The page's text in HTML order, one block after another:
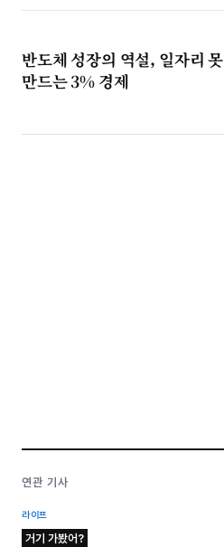
반도체 성장의 역설, 일자리 못
만드는 3% 경제
연관 기사
라이프
거기 가봤어?